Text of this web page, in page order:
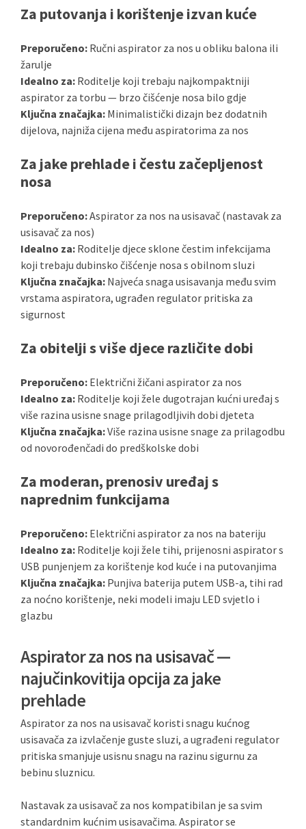
Za putovanja i korištenje izvan kuće
Preporučeno: Ručni aspirator za nos u obliku balona ili
žarulje
Idealno za: Roditelje koji trebaju najkompaktniji
aspirator za torbu — brzo čišćenje nosa bilo gdje
Ključna značajka: Minimalistički dizajn bez dodatnih
dijelova, najniža cijena među aspiratorima za nos
Za jake prehlade i čestu začepljenost
nosa
Preporučeno:Aspirator za nos na usisavač (nastavak za
usisavač za nos)
Idealno za: Roditelje djece sklone čestim infekcijama
koji trebaju dubinsko čišćenje nosa s obilnom sluzi
Ključna značajka: Najveća snaga usisavanja među svim
vrstama aspiratora, ugrađen regulator pritiska za
sigurnost
Za obitelji s više djece različite dobi
Preporučeno: Električni žičani aspirator za nos
Idealno za: Roditelje koji žele dugotrajan kućni uređaj s
više razina usisne snage prilagodljivih dobi djeteta
Ključna značajka:Više razina usisne snage za prilagodbu
od novorođenčadi do predškolske dobi
Za moderan, prenosiv uređaj s
naprednim funkcijama
Preporučeno: Električni aspirator za nos na bateriju
Idealno za: Roditelje koji žele tihi, prijenosni aspirator s
USB punjenjem za korištenje kod kuće i na putovanjima
Ključna značajka: Punjiva baterija putem USB-a, tihi rad
za noćno korištenje, neki modeli imaju LED svjetlo i
glazbu
Aspirator za nos na usisavač —
najučinkovitija opcija za jake
prehlade
Aspirator za nos na usisavač koristi snagu kućnog
usisavača za izvlačenje guste sluzi, a ugrađeni regulator
pritiska smanjuje usisnu snagu na razinu sigurnu za
bebinu sluznicu.
Nastavak za usisavač za nos kompatibilan je sa svim
standardnim kućnim usisavačima. Aspirator se